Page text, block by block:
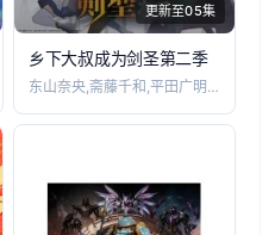
更新至05集
乡下大叔成为剑圣第二季
东山奈央,斋藤千和,平田广明,石川界人,